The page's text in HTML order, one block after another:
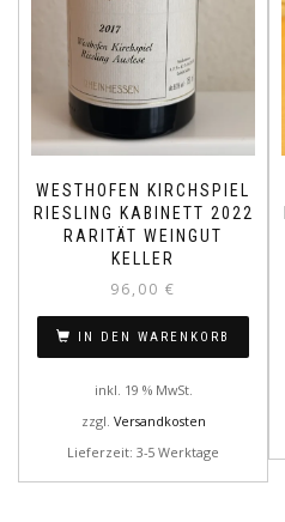
WESTHOFEN KIRCHSPIEL
RIESLING KABINETT 2022
RARITÄT WEINGUT
KELLER
96,00 €
IN DEN WARENKORB
inkl. 19 % MwSt.
zzgl. Versandkosten
Lieferzeit: 3-5 Werktage